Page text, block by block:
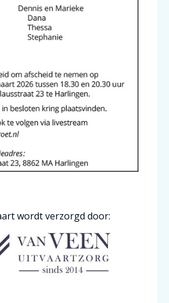
wordt verzorgd door: